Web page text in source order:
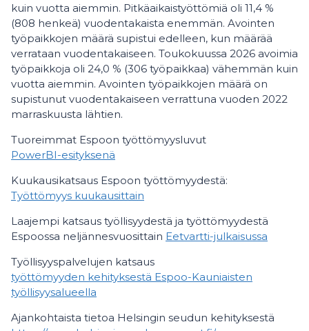
kuin vuotta aiemmin. Pitkäaikaistyöttömiä oli 11,4 %
(808 henkeä) vuodentakaista enemmän. Avointen
työpaikkojen määrä supistui edelleen, kun määrää
verrataan vuodentakaiseen. Toukokuussa 2026 avoimia
työpaikkoja oli 24,0 % (306 työpaikkaa) vähemmän kuin
vuotta aiemmin. Avointen työpaikkojen määrä on
supistunut vuodentakaiseen verrattuna vuoden 2022
marraskuusta lähtien.
Tuoreimmat Espoon työttömyysluvut
PowerBI-esityksenä
Kuukausikatsaus Espoon työttömyydestä:
Työttömyys kuukausittain
Laajempi katsaus työllisyydestä ja työttömyydestä
Espoossa neljännesvuosittain Eetvartti-julkaisussa
Työllisyyspalvelujen katsaus
työttömyyden kehityksestä Espoo-Kauniaisten
työllisyysalueella
Ajankohtaista tietoa Helsingin seudun kehityksestä